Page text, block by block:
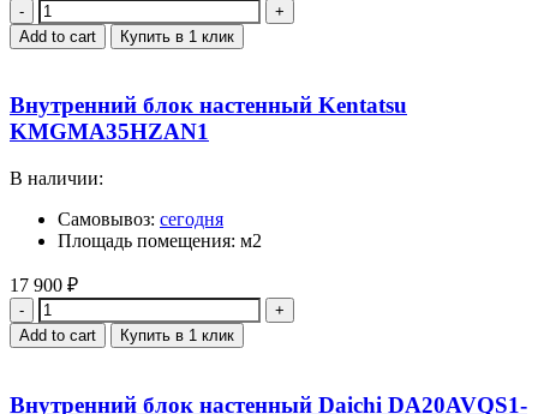
Quantity
Add to cart Купить в 1 клик
Внутренний блок настенный Kentatsu
KMGMA35HZAN1
В наличии:
Самовывоз: сегодня
Площадь помещения: м2
17 900 ₽
Quantity
Add to cart Купить в 1 клик
Внутренний блок настенный Daichi DA20AVQS1-